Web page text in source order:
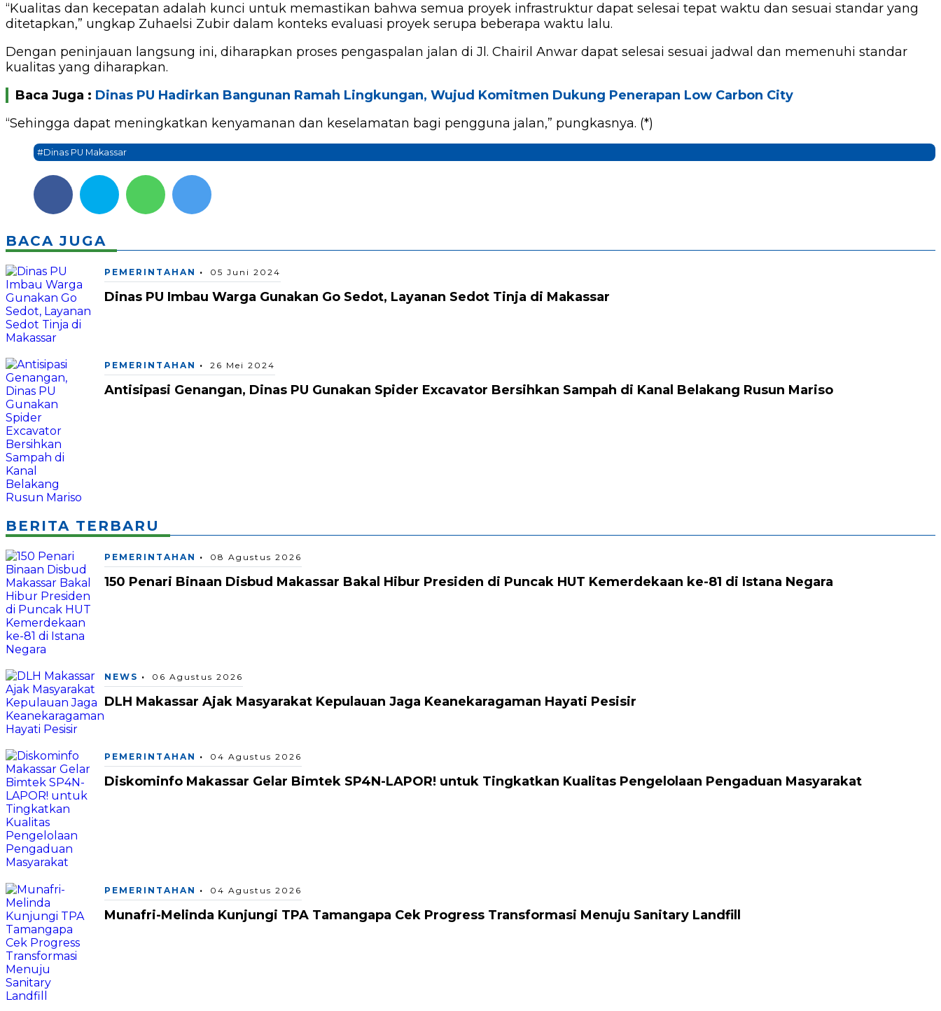
“Kualitas dan kecepatan adalah kunci untuk memastikan bahwa semua proyek infrastruktur dapat selesai tepat waktu dan sesuai standar yang
ditetapkan,” ungkap Zuhaelsi Zubir dalam konteks evaluasi proyek serupa beberapa waktu lalu.
Dengan peninjauan langsung ini, diharapkan proses pengaspalan jalan di Jl. Chairil Anwar dapat selesai sesuai jadwal dan memenuhi standar
kualitas yang diharapkan.
Baca Juga : Dinas PU Hadirkan Bangunan Ramah Lingkungan, Wujud Komitmen Dukung Penerapan Low Carbon City
“Sehingga dapat meningkatkan kenyamanan dan keselamatan bagi pengguna jalan,” pungkasnya. (*)
#Dinas PU Makassar
BACA JUGA
PEMERINTAHAN 05 Juni 2024
Dinas PU Imbau Warga Gunakan Go Sedot, Layanan Sedot Tinja di Makassar
PEMERINTAHAN 26 Mei 2024
Antisipasi Genangan, Dinas PU Gunakan Spider Excavator Bersihkan Sampah di Kanal Belakang Rusun Mariso
BERITA TERBARU
PEMERINTAHAN 08 Agustus 2026
150 Penari Binaan Disbud Makassar Bakal Hibur Presiden di Puncak HUT Kemerdekaan ke-81 di Istana Negara
NEWS 06 Agustus 2026
DLH Makassar Ajak Masyarakat Kepulauan Jaga Keanekaragaman Hayati Pesisir
PEMERINTAHAN 04 Agustus 2026
Diskominfo Makassar Gelar Bimtek SP4N-LAPOR! untuk Tingkatkan Kualitas Pengelolaan Pengaduan Masyarakat
PEMERINTAHAN 04 Agustus 2026
Munafri-Melinda Kunjungi TPA Tamangapa Cek Progress Transformasi Menuju Sanitary Landfill